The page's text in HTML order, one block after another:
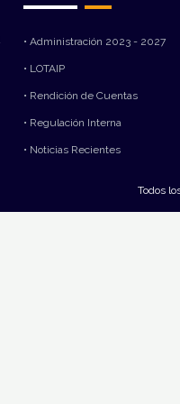
• Administración 2023 - 2027
• LOTAIP
• Rendición de Cuentas
• Regulación Interna
• Noticias Recientes
Todos